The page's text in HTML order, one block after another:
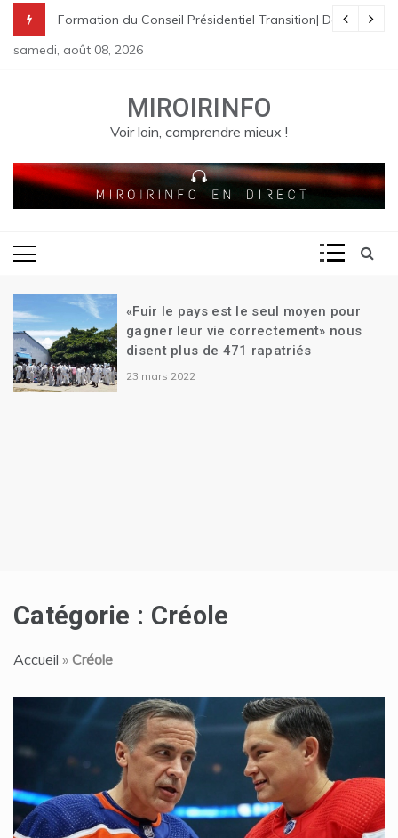
content
à St Raphael | Le premier Garry Conille rencontre les
pénale en Haïti
Transition| Ariel Henry remet sa démission| Le Canada se
Formation du Conseil Présidentiel Transition|
samedi, août 08, 2026
MIROIRINFO
Voir loin, comprendre mieux !
«Fuir le pays est le seul moyen pour
gagner leur vie correctement» nous
disent plus de 471 rapatriés
23 mars 2022
Catégorie : Créole
Accueil » Créole